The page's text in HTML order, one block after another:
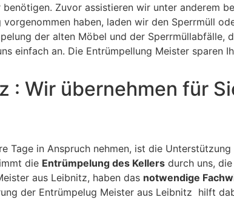
Zuvor assistieren wir unter anderem
haben, laden wir den Sperrmüll
der alten Möbel und der Sperrmüllabfälle,
einfach an. Die Entrümpellung Meister sparen
: Wir übernehmen für
Tage in Anspruch nehmen, ist die Unterstützung
die Entrümpelung des Kellers durch uns, die
aus Leibnitz, haben das notwendige
der Entrümpelug Meister aus Leibnitz hilft